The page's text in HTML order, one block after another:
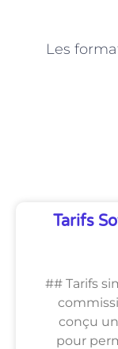
Tarifs
## Tarifs
conçu
pour